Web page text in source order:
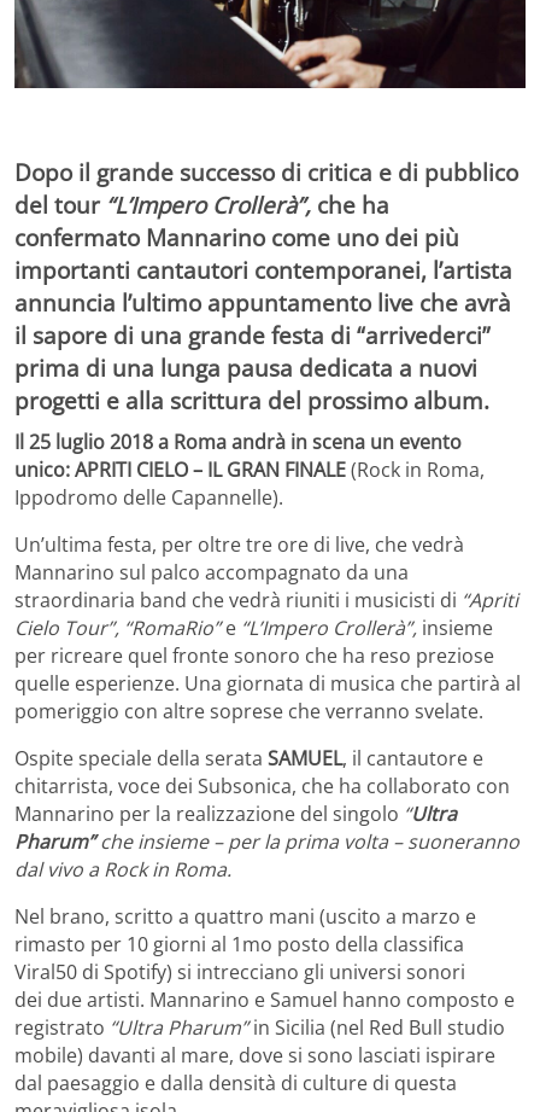
Dopo il grande successo di critica e di pubblico
del tour “L’Impero Crollerà”, che ha
confermato Mannarino come uno dei più
importanti cantautori contemporanei, l’artista
annuncia l’ultimo appuntamento live che avrà
il sapore di una grande festa di “arrivederci”
prima di una lunga pausa dedicata a nuovi
progetti e alla scrittura del prossimo album.
Il 25 luglio 2018 a Roma andrà in scena un evento
unico: APRITI CIELO – IL GRAN FINALE(Rock in Roma,
Ippodromo delle Capannelle).
Un’ultima festa, per oltre tre ore di live, che vedrà
Mannarino sul palco accompagnato da una
straordinaria band che vedrà riuniti i musicisti di “Apriti
Cielo Tour”, “RomaRio”e “L’Impero Crollerà”, insieme
per ricreare quel fronte sonoro che ha reso preziose
quelle esperienze. Una giornata di musica che partirà al
pomeriggio con altre soprese che verranno svelate.
Ospite speciale della serata SAMUEL, il cantautore e
chitarrista, voce dei Subsonica, che ha collaborato con
Mannarino per la realizzazione del singolo “Ultra
Pharum”che insieme – per la prima volta – suoneranno
dal vivo a Rock in Roma.
Nel brano, scritto a quattro mani (uscito a marzo e
rimasto per 10 giorni al 1mo posto della classifica
Viral50 di Spotify) si intrecciano gli universi sonori
dei due artisti. Mannarino e Samuel hanno composto e
registrato “Ultra Pharum”in Sicilia (nel Red Bull studio
mobile) davanti al mare, dove si sono lasciati ispirare
dal paesaggio e dalla densità di culture di questa